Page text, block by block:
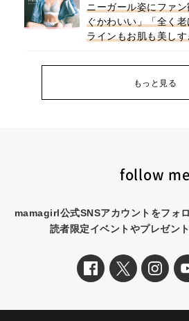
ニーガール姿にファ
ぐかわいい」「全く
ラインもお肌も美し
もっと見る
follow me
mamagirl公式SNSアカウントをフォ
読者限定イベントやプレゼン